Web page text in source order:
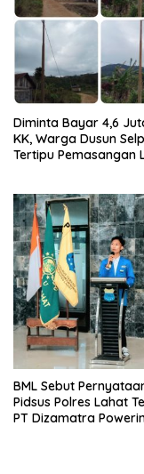
Diminta Bayar 4,6
KK, Warga Dusun
Tertipu Pemasangan
BML Sebut
Pidsus Polres Lahat
PT Dizamatra